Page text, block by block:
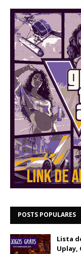
POSTS POPULARES
Lista
Uplay,